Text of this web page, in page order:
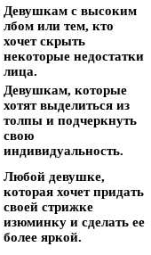
Девушкам с высоким
лбом или тем, кто
хочет скрыть
некоторые недостатки
лица.
Девушкам, которые
хотят выделиться из
толпы и подчеркнуть
свою
индивидуальность.
Любой девушке,
которая хочет придать
своей стрижке
изюминку и сделать ее
более яркой.